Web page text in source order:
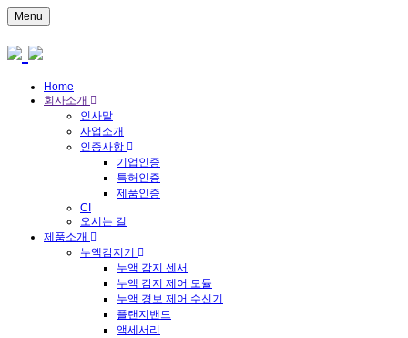
Menu
Home
회사소개
인사말
사업소개
인증사항
기업인증
특허인증
제품인증
CI
오시는 길
제품소개
누액감지기
누액 감지 센서
누액 감지 제어 모듈
누액 경보 제어 수신기
플랜지밴드
액세서리